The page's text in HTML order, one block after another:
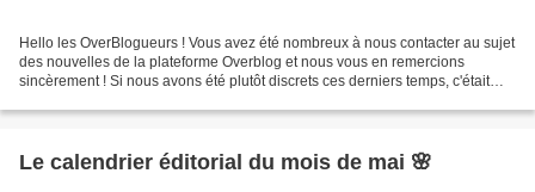
Hello les OverBlogueurs ! Vous avez été nombreux à nous contacter au sujet
des nouvelles de la plateforme Overblog et nous vous en remercions
sincèrement ! Si nous avons été plutôt discrets ces derniers temps, c'était
Le calendrier éditorial du mois de mai 🌸